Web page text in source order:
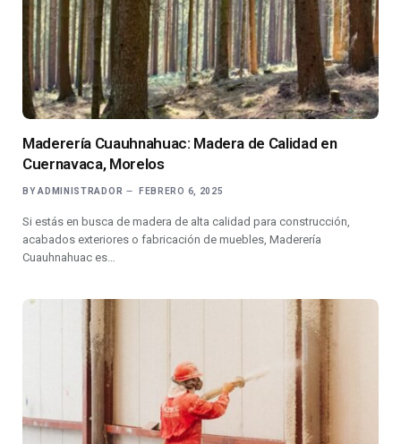
Maderería Cuauhnahuac: Madera de Calidad en
Cuernavaca, Morelos
BY ADMINISTRADOR FEBRERO 6, 2025
Si estás en busca de madera de alta calidad para construcción,
acabados exteriores o fabricación de muebles, Maderería
Cuauhnahuac es…